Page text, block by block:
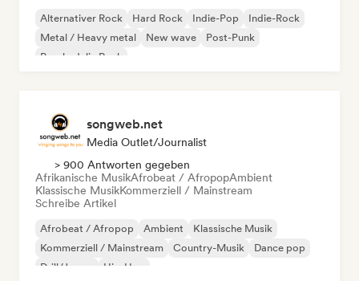
Alternativer Rock Hard Rock Indie-Pop
Indie-Rock
Metal / Heavy metal
New wave
Post-Punk
Psychedelic Rock
songweb.net
Media Outlet/Journalist
> 900 Antworten gegeben
Afrikanische MusikAfrobeat / AfropopAmbient
Klassische MusikKommerziell / Mainstream
Schreibe Artikel
Afrobeat / Afropop Ambient
Klassische Musik
Kommerziell / Mainstream
Country-Musik
Dance pop
Drill/Jersey
Hip-Hop